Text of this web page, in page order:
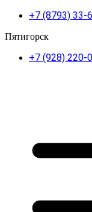
+7 (8793) 33-
Пятигорск
+7 (928) 220-